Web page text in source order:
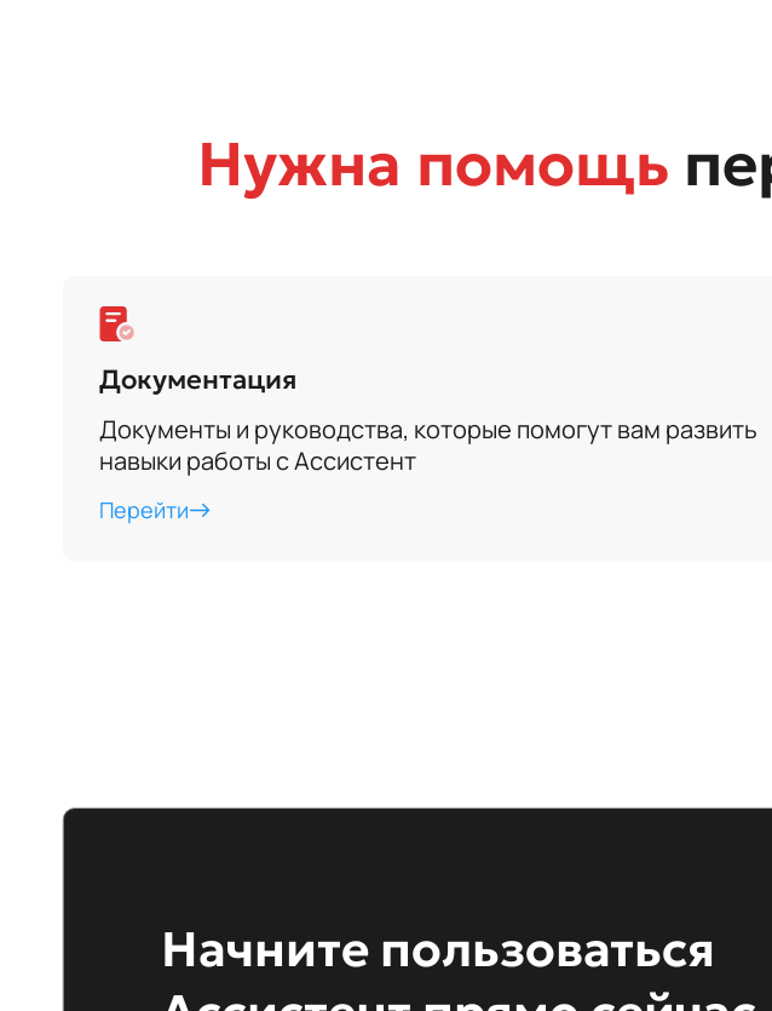
Нужна помощь
Документация
Документы и руководства, которые помогут вам развить
навыки работы с Ассистент
Перейти
Начните пользоваться